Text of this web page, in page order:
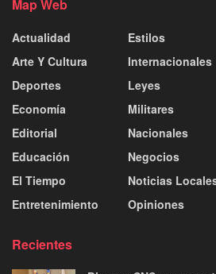
Map Web
Actualidad
Arte Y Cultura
Deportes
Economía
Editorial
Educación
El Tiempo
Entretenimiento
Estilos
Internacionales
Leyes
Militares
Nacionales
Negocios
Noticias
Opiniones
Recientes